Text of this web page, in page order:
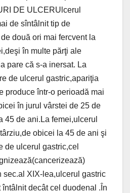
DE ULCERUlcerul
de sîntâlnit tip de
două ori mai fercvent la
în multe părţi ale
pare că s-a inersat. La
de ulcerul gastric,apariţia
produce într-o perioadă mai
în jurul vârstei de 25 de
45 de ani.La femei,ulcerul
obicei la 45 de ani şi
de ulcerul gastric,cel
sec.al XIX-lea,ulcerul gastric
decât cel duodenal .În